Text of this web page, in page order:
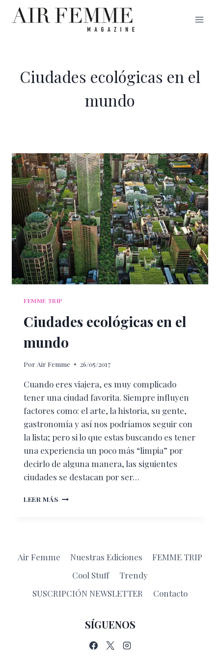
Saltar
Ciudades ecológicas en el
mundo
FEMME TRIP
Ciudades ecológicas en el
mundo
Por Air Femme 26/05/2017
Cuando eres viajera, es muy complicado
tener una ciudad favorita. Siempre influyen
factores como: el arte, la historia, su gente,
gastronomía y así nos podríamos seguir con
la lista; pero si lo que estas buscando es tener
una experiencia un poco más “limpia” por
decirlo de alguna manera, las siguientes
ciudades se destacan por ser…
LEER MÁS CIUDADES
Air Femme Nuestras Ediciones
FEMME TRIP
Cool Stuff
Trendy
SUSCRIPCIÓN NEWSLETTER
Contacto
SÍGUENOS